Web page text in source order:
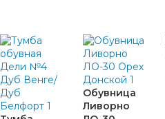
Обувница
Ливорно